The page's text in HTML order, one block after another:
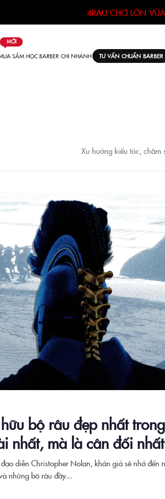
4RAU CHỢ LỚN
SẮM
MỚI
HỌC BARBER CHI NHÁNH TƯ VẤN CHUẨN BARBER
Xu hướng kiểu tóc, chăm
bộ râu đẹp nhất
nhất, mà là cân đối nhất
diễn Christopher Nolan, khán giả sẽ nhớ đến
những bộ râu đầy...